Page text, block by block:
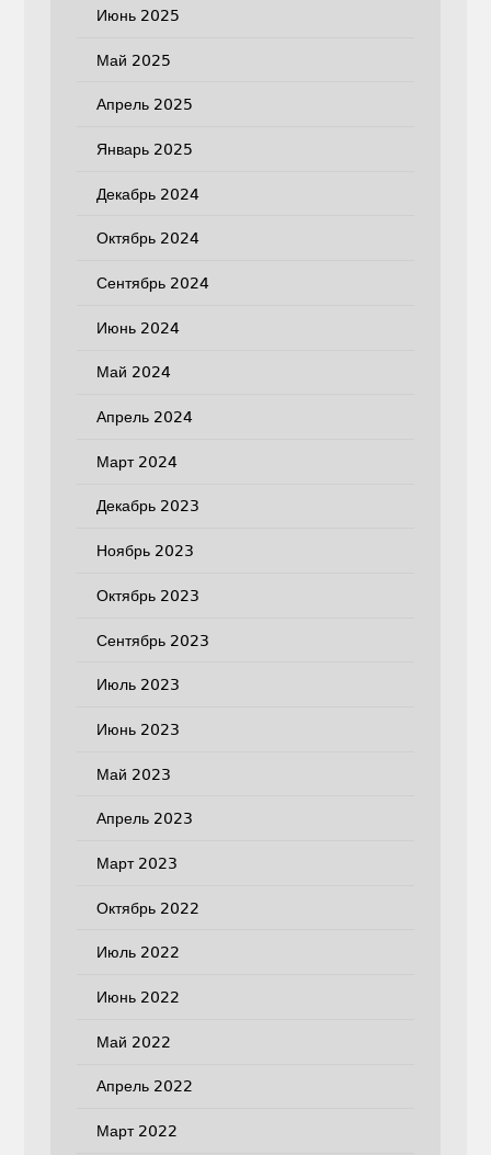
Июнь 2025
Май 2025
Апрель 2025
Январь 2025
Декабрь 2024
Октябрь 2024
Сентябрь 2024
Июнь 2024
Май 2024
Апрель 2024
Март 2024
Декабрь 2023
Ноябрь 2023
Октябрь 2023
Сентябрь 2023
Июль 2023
Июнь 2023
Май 2023
Апрель 2023
Март 2023
Октябрь 2022
Июль 2022
Июнь 2022
Май 2022
Апрель 2022
Март 2022